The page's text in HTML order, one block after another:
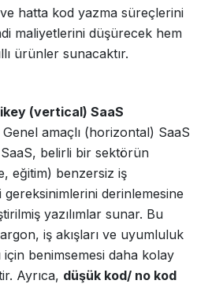
hatta kod yazma süreçlerini
maliyetlerini düşürecek hem
ürünler sunacaktır.
(vertical) SaaS
amaçlı (horizontal) SaaS
belirli bir sektörün
eğitim) benzersiz iş
derinlemesine
yazılımlar sunar. Bu
iş akışları ve uyumluluk
için benimsemesi daha kolay
Ayrıca, düşük kod/ no kod